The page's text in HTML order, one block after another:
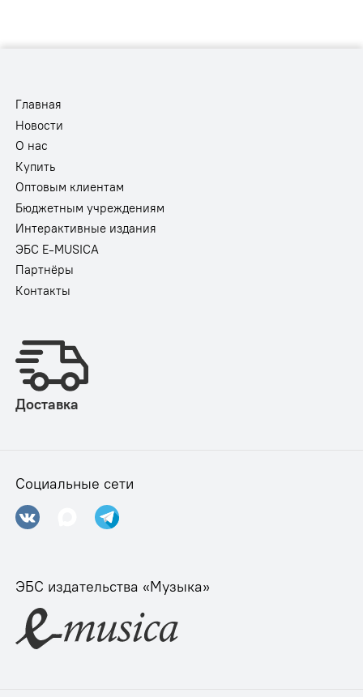
Главная
Новости
О нас
Купить
Оптовым клиентам
Бюджетным учреждениям
Интерактивные издания
ЭБС E-MUSICA
Партнёры
Контакты
Доставка
Социальные сети
ЭБС издательства «Музыка»